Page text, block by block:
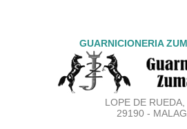
GUARNICIONERIA
LOPE DE
29190 -